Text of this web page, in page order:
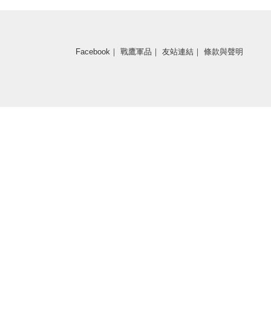
Facebook ｜ 戰鷹軍品 ｜ 友站連結 ｜ 條款與聲明